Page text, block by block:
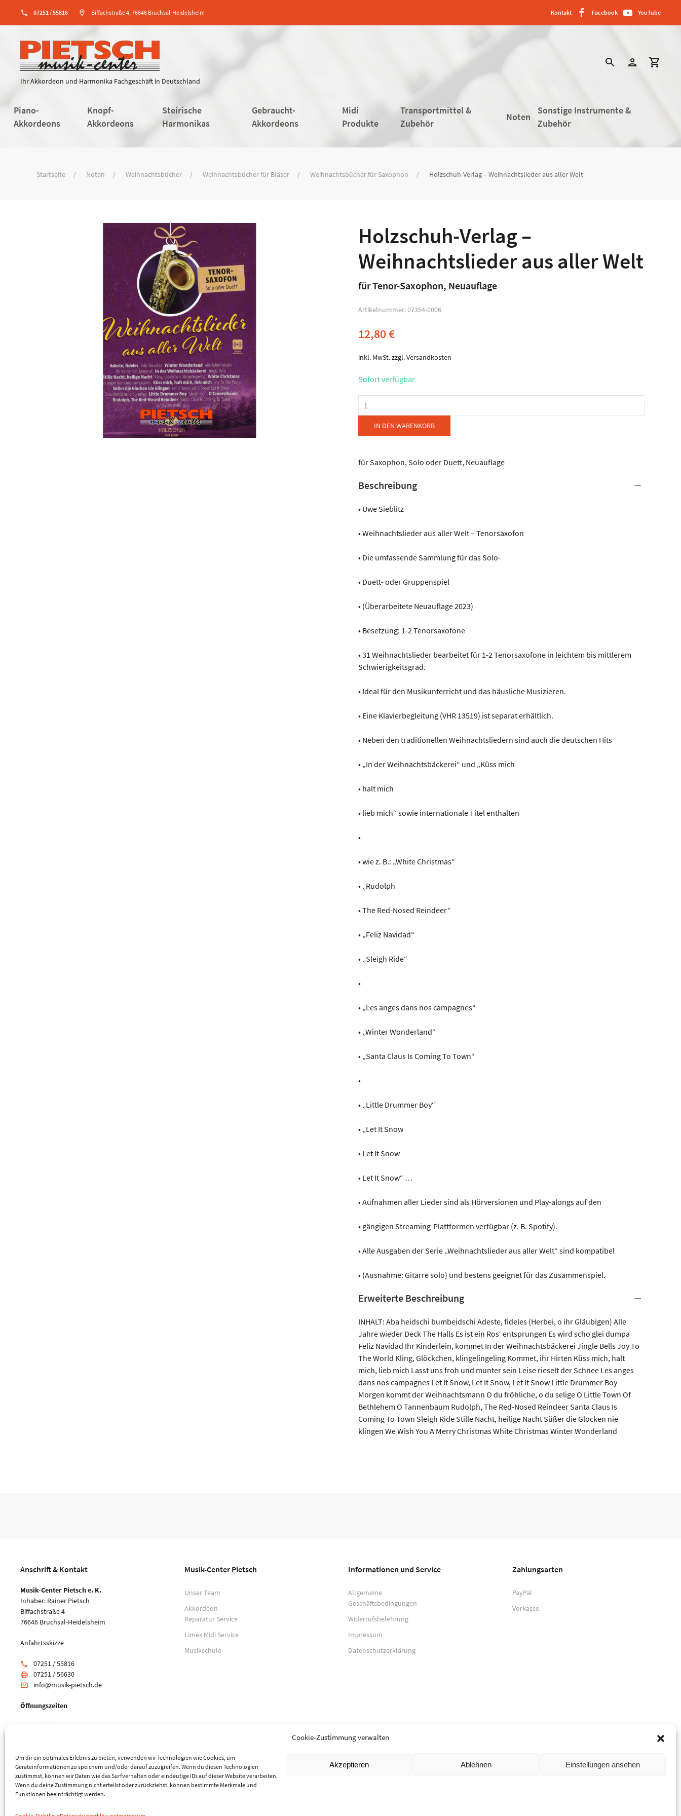
Cookie-Zustimmung verwalten
Um dir ein optimales Erlebnis zu bieten, verwenden wir Technologien wie Cookies, um
Geräteinformationen zu speichern und/oder darauf zuzugreifen. Wenn du diesen Technologien
zustimmst, können wir Daten wie das Surfverhalten oder eindeutige IDs auf dieser Website verarbeiten.
Wenn du deine Zustimmung nicht erteilst oder zurückziehst, können bestimmte Merkmale und
Funktionen beeinträchtigt werden.
Akzeptieren Ablehnen Einstellungen ansehen
phone 07251 / 55816 location_on Biffachstraße 4, 76646 Bruchsal-Heidelsheim Kontakt Facebook YouTube
Ihr Akkordeon und Harmonika Fachgeschäft in Deutschland
search person shopping_cart
Piano-
Akkordeons
Knopf-
Akkordeons
Steirische
Harmonikas
Gebraucht-
Akkordeons
Midi
Produkte
Transportmittel &
Zubehör
Noten
Sonstige Instrumente &
Zubehör
Startseite Noten Weihnachtsbücher Weihnachtsbücher für Bläser Weihnachtsbücher für Saxophon Holzschuh-Verlag – Weihnachtslieder aus aller Welt
Holzschuh-Verlag –
Weihnachtslieder aus aller Welt
für Tenor-Saxophon, Neuauflage
Artikelnummer:07354-0006
12,80€
inkl. MwSt.zzgl.Versandkosten
Sofort verfügbar
Holzschuh-
Verlag
Weihnachtslieder
aller
Menge
IN DEN WARENKORB
für Saxophon, Solo oder Duett, Neuauflage
Beschreibung
• Uwe Sieblitz
• Weihnachtslieder aus aller Welt – Tenorsaxofon
• Die umfassende Sammlung für das Solo-
• Duett- oder Gruppenspiel
• (Überarbeitete Neuauflage 2023)
• Besetzung: 1-2 Tenorsaxofone
• 31 Weihnachtslieder bearbeitet für 1-2 Tenorsaxofone in leichtem bis mittlerem
Schwierigkeitsgrad.
• Ideal für den Musikunterricht und das häusliche Musizieren.
• Eine Klavierbegleitung (VHR 13519) ist separat erhältlich.
• Neben den traditionellen Weihnachtsliedern sind auch die deutschen Hits
• „In der Weihnachtsbäckerei“ und „Küss mich
• halt mich
• lieb mich“ sowie internationale Titel enthalten
•
• wie z. B.: „White Christmas“
• „Rudolph
• The Red-Nosed Reindeer“
• „Feliz Navidad“
• „Sleigh Ride“
•
• „Les anges dans nos campagnes“
• „Winter Wonderland“
• „Santa Claus Is Coming To Town“
•
• „Little Drummer Boy“
• „Let It Snow
• Let It Snow
• Let It Snow“ …
• Aufnahmen aller Lieder sind als Hörversionen und Play-alongs auf den
• gängigen Streaming-Plattformen verfügbar (z. B. Spotify).
• Alle Ausgaben der Serie „Weihnachtslieder aus aller Welt“ sind kompatibel
• (Ausnahme: Gitarre solo) und bestens geeignet für das Zusammenspiel.
Erweiterte Beschreibung
INHALT: Aba heidschi bumbeidschi Adeste, fideles (Herbei, o ihr Gläubigen) Alle
Jahre wieder Deck The Halls Es ist ein Ros‘ entsprungen Es wird scho glei dumpa
Feliz Navidad Ihr Kinderlein, kommet In der Weihnachtsbäckerei Jingle Bells Joy To
The World Kling, Glöckchen, klingelingeling Kommet, ihr Hirten Küss mich, halt
mich, lieb mich Lasst uns froh und munter sein Leise rieselt der Schnee Les anges
dans nos campagnes Let It Snow, Let It Snow, Let It Snow Little Drummer Boy
Morgen kommt der Weihnachtsmann O du fröhliche, o du selige O Little Town Of
Bethlehem O Tannenbaum Rudolph, The Red-Nosed Reindeer Santa Claus Is
Coming To Town Sleigh Ride Stille Nacht, heilige Nacht Süßer die Glocken nie
klingen We Wish You A Merry Christmas White Christmas Winter Wonderland
Anschrift & Kontakt
Musik-Center Pietsch e. K.
Inhaber: Rainer Pietsch
Biffachstraße 4
76646 Bruchsal-Heidelsheim
Anfahrtsskizze
phone 07251 / 55816
print 07251 / 56630
email info@musik-pietsch.de
Öffnungszeiten
Mo: geschlossen
Musik-Center Pietsch
Unser Team
Akkordeon-
Reparatur Service
Limex Midi Service
Musikschule
Informationen und Service
Allgemeine
Geschäftsbedingungen
Widerrufsbelehrung
Impressum
Datenschutzerklärung
Zahlungsarten
PayPal
Vorkasse